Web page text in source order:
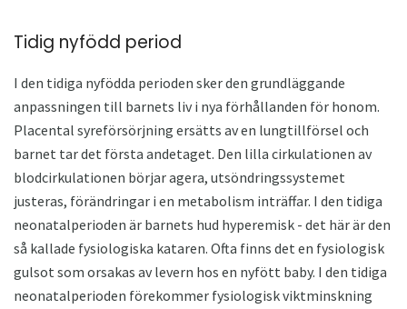
Tidig nyfödd period
I den tidiga nyfödda perioden sker den grundläggande
anpassningen till barnets liv i nya förhållanden för honom.
Placental syreförsörjning ersätts av en lungtillförsel och
barnet tar det första andetaget. Den lilla cirkulationen av
blodcirkulationen börjar agera, utsöndringssystemet
justeras, förändringar i en metabolism inträffar. I den tidiga
neonatalperioden är barnets hud hyperemisk - det här är den
så kallade fysiologiska kataren. Ofta finns det en fysiologisk
gulsot som orsakas av levern hos en nyfött baby. I den tidiga
neonatalperioden förekommer fysiologisk viktminskning